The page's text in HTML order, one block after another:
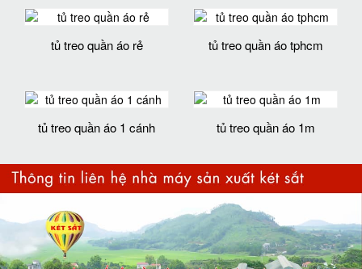
tủ treo quần áo rẻ tủ treo quần áo tphcm
tủ treo quần áo 1 cánh tủ treo quần áo 1m